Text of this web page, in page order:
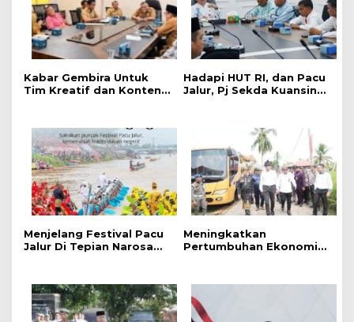
‎Kabar Gembira Untuk
Tim Kreatif dan Konten
Adakan Lomba Foto dan
Video Pacu Jalur
Hadapi HUT RI, dan Pacu
Jalur, Pj Sekda Kuansing
Menjelang Festival Pacu
Jalur Di Tepian Narosa
Sudah 59 Buah Jalur Yang
Mendaftar
Meningkatkan
Pertumbuhan Ekonomi
Pekerjaan Umum (PU)
Mengkaji Rancangan
Pembangunan Jalan Tol